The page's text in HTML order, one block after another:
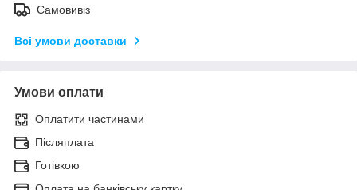
Самовивіз
Всі умови доставки
Умови оплати
Оплатити частинами
Післяплата
Готівкою